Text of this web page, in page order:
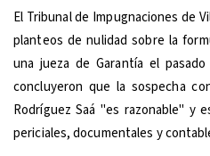
El Tribunal de Impugnaciones de
planteos de nulidad sobre la
una jueza de Garantía el
concluyeron que la sospecha
Rodríguez Saá "es razonable" y
periciales, documentales y